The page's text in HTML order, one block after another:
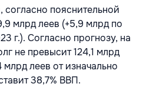
согласно пояснительной
млрд леев (+5,9 млрд по
г.). Согласно прогнозу, на
не превысит 124,1 млрд
леев от изначально
38,7% ВВП.